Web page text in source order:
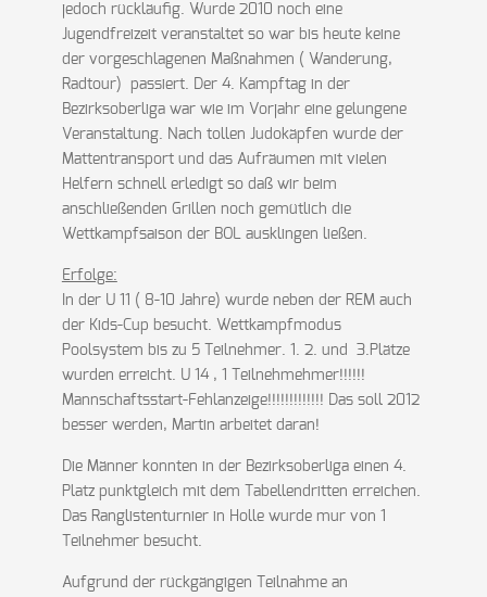
jedoch rückläufig. Wurde 2010 noch eine
Jugendfreizeit veranstaltet so war bis heute keine
der vorgeschlagenen Maßnahmen ( Wanderung,
Radtour) passiert. Der 4. Kampftag in der
Bezirksoberliga war wie im Vorjahr eine gelungene
Veranstaltung. Nach tollen Judokäpfen wurde der
Mattentransport und das Aufräumen mit vielen
Helfern schnell erledigt so daß wir beim
anschließenden Grillen noch gemütlich die
Wettkampfsaison der BOL ausklingen ließen.
Erfolge:
In der U 11 ( 8-10 Jahre) wurde neben der REM auch
der Kids-Cup besucht. Wettkampfmodus
Poolsystem bis zu 5 Teilnehmer. 1. 2. und 3.Plätze
wurden erreicht. U 14 , 1 Teilnehmehmer!!!!!!
Mannschaftsstart-Fehlanzeige!!!!!!!!!!!!! Das soll 2012
besser werden, Martin arbeitet daran!
Die Männer konnten in der Bezirksoberliga einen 4.
Platz punktgleich mit dem Tabellendritten erreichen.
Das Ranglistenturnier in Holle wurde mur von 1
Teilnehmer besucht.
Aufgrund der rückgängigen Teilnahme an